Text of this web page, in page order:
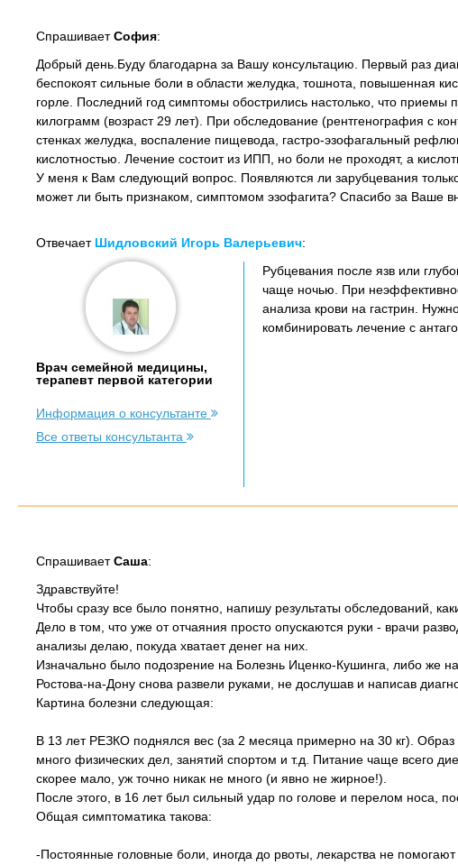
СпрашиваетСофия:
Добрый день.Буду благодарна за Вашу консультацию. Первый раз
беспокоят сильные боли в области желудка, тошнота, повышенная
горле. Последний год симптомы обострились настолько, что приемы
килограмм (возраст 29 лет). При обследование (рентгенография с
стенках желудка, воспаление пищевода, гастро-эзофагальный
кислотностью. Лечение состоит из ИПП, но боли не проходят, а
У меня к Вам следующий вопрос. Появляются ли зарубцевания
может ли быть признаком, симптомом эзофагита? Спасибо за Ваше
Отвечает Шидловский Игорь Валерьевич:
Врач семейной медицины,
терапевт первой категории
Информация о консультанте
Все ответы консультанта
Рубцевания после язв или
чаще ночью. При
анализа крови на гастрин.
комбинировать лечение с
СпрашиваетСаша:
Здравствуйте!
Чтобы сразу все было понятно, напишу результаты обследований,
Дело в том, что уже от отчаяния просто опускаются руки - врачи
анализы делаю, покуда хватает денег на них.
Изначально было подозрение на Болезнь Иценко-Кушинга, либо же
Ростова-на-Дону снова развели руками, не дослушав и написав
Картина болезни следующая:
В 13 лет РЕЗКО поднялся вес (за 2 месяца примерно на 30 кг).
много физических дел, занятий спортом и т.д. Питание чаще всего
скорее мало, уж точно никак не много (и явно не жирное!).
После этого, в 16 лет был сильный удар по голове и перелом носа,
Общая симптоматика такова:
-Постоянные головные боли, иногда до рвоты, лекарства не